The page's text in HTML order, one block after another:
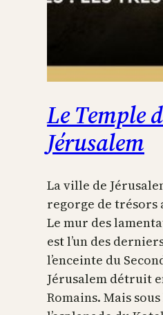
Le Temple
Jérusalem
La ville de
regorge de trésors
Le mur des
est l’un des
l’enceinte du
Jérusalem détruit
Romains. Mais